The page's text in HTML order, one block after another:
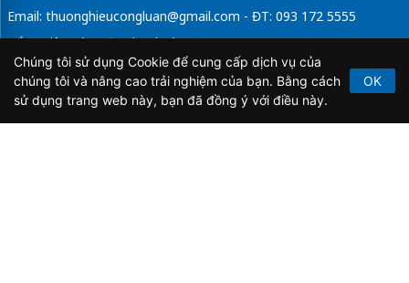
Email: thuonghieucongluan@gmail.com - ĐT: 093 172 5555
Tổng Biên Tập: Vũ Đức Thuận
Giấy phép hoạt động báo chí điện tử số 64/GP-BTTTT do Bộ
Thông tin và Truyền thông cấp ngày 21/2/2020.
Chúng tôi sử dụng Cookie để cung cấp dịch vụ của
chúng tôi và nâng cao trải nghiệm của bạn. Bằng cách
sử dụng trang web này, bạn đã đồng ý với điều này.
OK